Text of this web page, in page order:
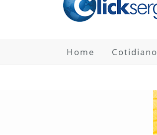
Home Cotidiano